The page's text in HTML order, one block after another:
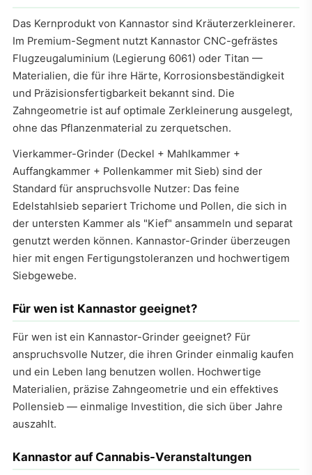
Das Kernprodukt von Kannastor sind Kräuterzerkleinerer.
Im Premium-Segment nutzt Kannastor CNC-gefrästes
Flugzeugaluminium (Legierung 6061) oder Titan —
Materialien, die für ihre Härte, Korrosionsbeständigkeit
und Präzisionsfertigbarkeit bekannt sind. Die
Zahngeometrie ist auf optimale Zerkleinerung ausgelegt,
ohne das Pflanzenmaterial zu zerquetschen.
Vierkammer-Grinder (Deckel + Mahlkammer +
Auffangkammer + Pollenkammer mit Sieb) sind der
Standard für anspruchsvolle Nutzer: Das feine
Edelstahlsieb separiert Trichome und Pollen, die sich in
der untersten Kammer als "Kief" ansammeln und separat
genutzt werden können. Kannastor-Grinder überzeugen
hier mit engen Fertigungstoleranzen und hochwertigem
Siebgewebe.
Für wen ist Kannastor geeignet?
Für wen ist ein Kannastor-Grinder geeignet? Für
anspruchsvolle Nutzer, die ihren Grinder einmalig kaufen
und ein Leben lang benutzen wollen. Hochwertige
Materialien, präzise Zahngeometrie und ein effektives
Pollensieb — einmalige Investition, die sich über Jahre
auszahlt.
Kannastor auf Cannabis-Veranstaltungen